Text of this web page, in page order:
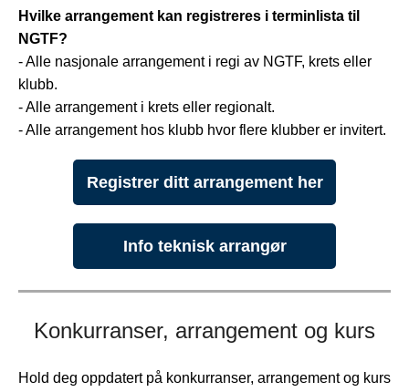
Hvilke arrangement kan registreres i terminlista til
NGTF?
- Alle nasjonale arrangement i regi av NGTF, krets eller
klubb.
- Alle arrangement i krets eller regionalt.
- Alle arrangement hos klubb hvor flere klubber er invitert.
Registrer ditt arrangement her
Info teknisk arrangør
Konkurranser, arrangement og kurs
Hold deg oppdatert på konkurranser, arrangement og kurs